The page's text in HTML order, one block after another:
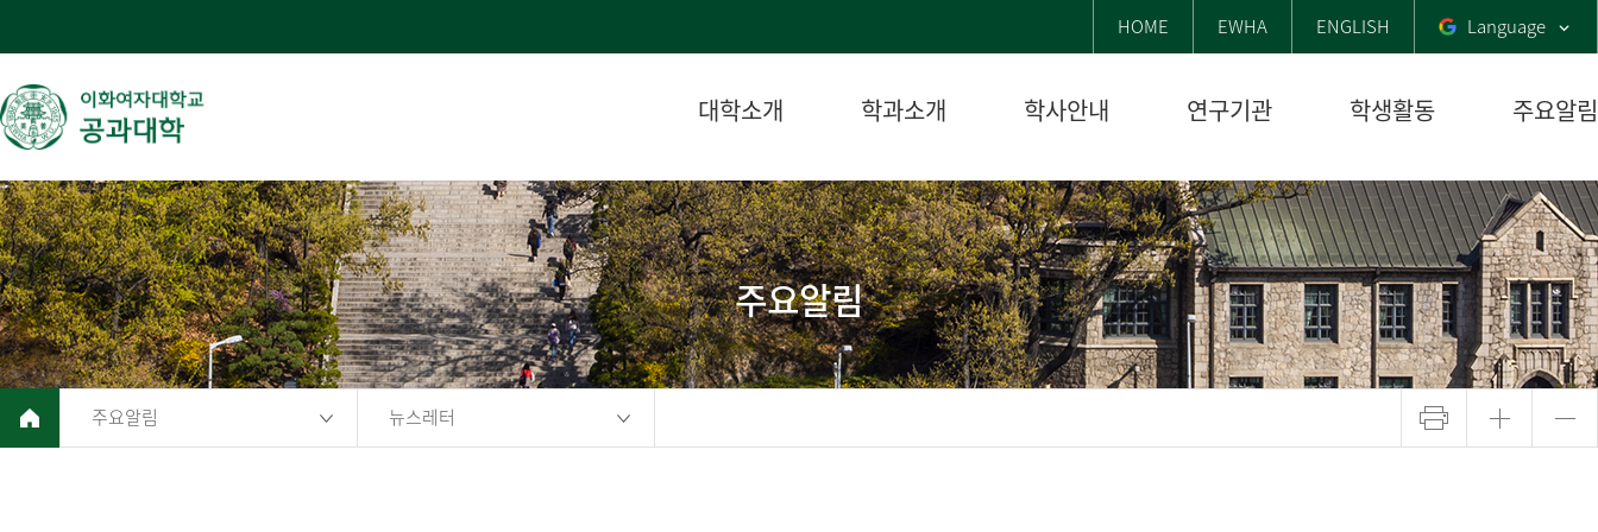
HOME EWHA ENGLISH Language
대학소개 학과소개 학사안내 연구기관 학생활동 주요알림
주요알림
주요알림 뉴스레터